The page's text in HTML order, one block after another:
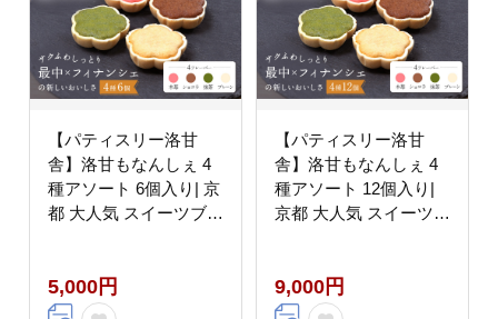
【パティスリー洛甘
舎】洛甘もなんしぇ 4
種アソート 6個入り| 京
都 大人気 スイーツブラ
ーツ しっとりフィナン
シェ 焼き菓子 おいしい
5,000円
【パティスリー洛甘
舎】洛甘もなんしぇ 4
種アソート 12個入り|
京都 大人気 スイーツブ
イーツ しっとりフィナ
ンシェ 焼き菓子 おいし
9,000円